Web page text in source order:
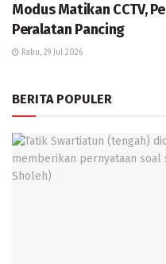
Modus Matikan CCTV,
Peralatan Pancing
Rabu, 29 Jul 2026
BERITA POPULER